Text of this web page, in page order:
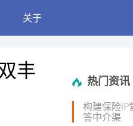
关于
丰
热门资讯
构建保险IP
答中介渠